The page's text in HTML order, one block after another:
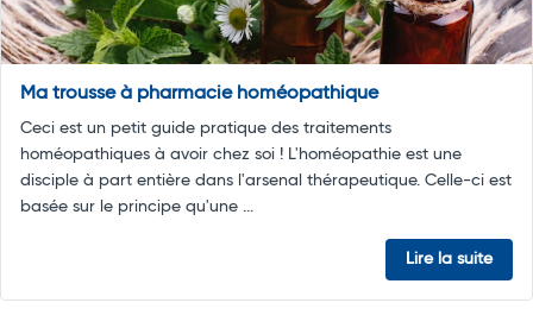
Ma trousse à pharmacie homéopathique
Ceci est un petit guide pratique des traitements
homéopathiques à avoir chez soi ! L'homéopathie est une
disciple à part entière dans l'arsenal thérapeutique. Celle-ci est
basée sur le principe qu'une ...
Lire la suite